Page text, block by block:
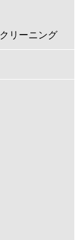
リーニング